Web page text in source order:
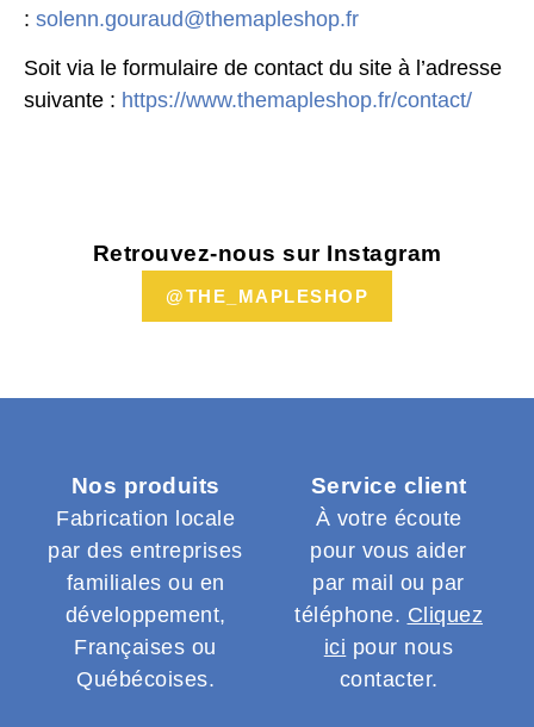
: solenn.gouraud@themapleshop.fr
Soit via le formulaire de contact du site à l’adresse
suivante : https://www.themapleshop.fr/contact/
Retrouvez-nous sur Instagram
@THE_MAPLESHOP
Nos produits
Fabrication locale
par des entreprises
familiales ou en
développement,
Françaises ou
Québécoises.
Service client
À votre écoute
pour vous aider
par mail ou par
téléphone. Cliquez
ici pour nous
contacter.